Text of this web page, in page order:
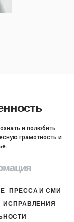
и полюбить
грамотность и
ПРЕССА И СМИ
ИСПРАВЛЕНИЯ